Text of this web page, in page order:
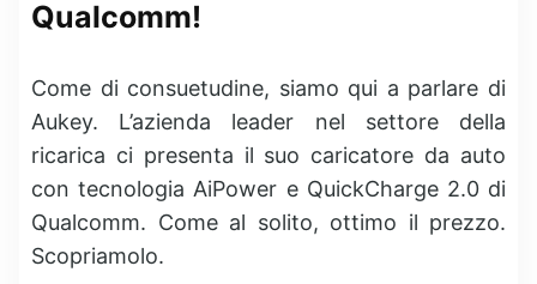
Qualcomm!
Come di consuetudine, siamo qui a parlare di
Aukey. L’azienda leader nel settore della
ricarica ci presenta il suo caricatore da auto
con tecnologia AiPower e QuickCharge 2.0 di
Qualcomm. Come al solito, ottimo il prezzo.
Scopriamolo.